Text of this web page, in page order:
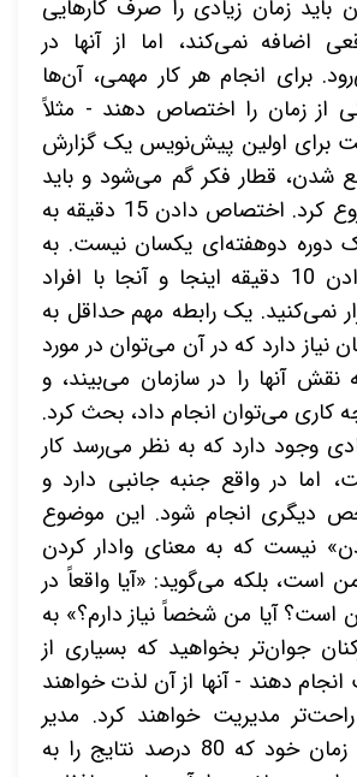
باید زمان زیادی را صرف کارهایی
اضافه نمی‌کند، اما از آنها در
برای انجام هر کار مهمی، آن‌ها
از زمان را اختصاص دهند - مثلاً
اولین پیش‌نویس یک گزارش
شدن، قطار فکر گم می‌شود و باید
همه چیز را از نو شروع کرد. اختصاص دادن 15 دقیقه به
دوره دوهفته‌ای یکسان نیست. به
همین ترتیب، با دادن 10 دقیقه اینجا و آنجا با افراد
نمی‌کنید. یک رابطه مهم حداقل به
دارد که در آن می‌توان در مورد
نقش آنها را در سازمان می‌بیند، و
کاری می‌توان انجام داد، بحث کرد.
وجود دارد که به نظر می‌رسد کار
اما در واقع جنبه جانبی دارد و
دیگری انجام شود. این موضوع
نیست که به معنای وادار کردن
است، بلکه می‌گوید: «آیا واقعاً در
است؟ آیا من شخصاً نیاز دارم؟» به
جوان‌تر بخواهید که بسیاری از
دهند - آنها از آن لذت خواهند
مدیریت خواهند کرد. مدیر
کارآمد از 20 درصد زمان خود که 80 درصد نتایج را به